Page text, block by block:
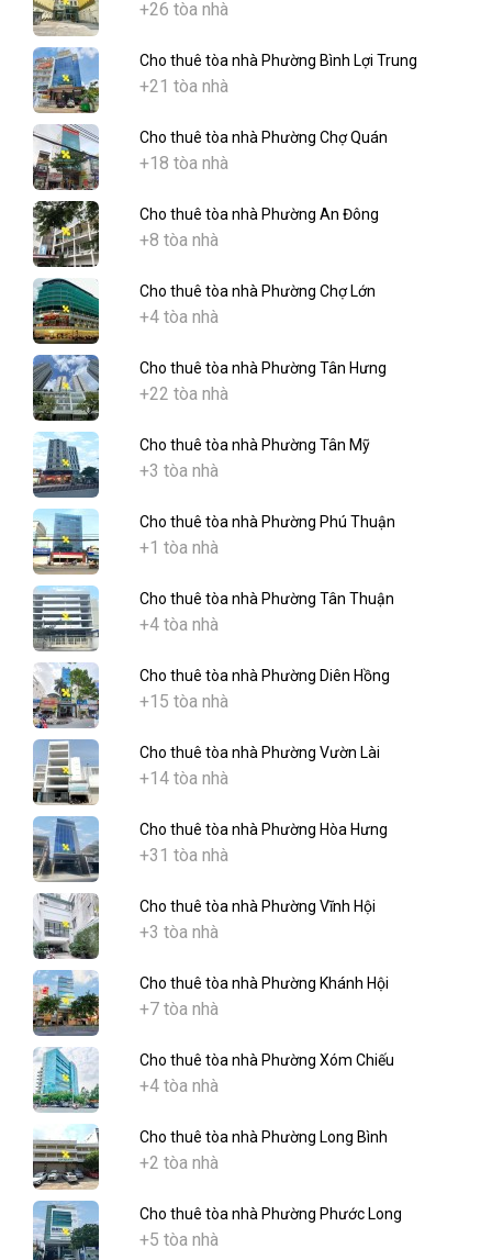
+26 tòa nhà
Cho thuê tòa nhà Phường Bình Lợi Trung
+21 tòa nhà
Cho thuê tòa nhà Phường Chợ Quán
+18 tòa nhà
Cho thuê tòa nhà Phường An Đông
+8 tòa nhà
Cho thuê tòa nhà Phường Chợ Lớn
+4 tòa nhà
Cho thuê tòa nhà Phường Tân Hưng
+22 tòa nhà
Cho thuê tòa nhà Phường Tân Mỹ
+3 tòa nhà
Cho thuê tòa nhà Phường Phú Thuận
+1 tòa nhà
Cho thuê tòa nhà Phường Tân Thuận
+4 tòa nhà
Cho thuê tòa nhà Phường Diên Hồng
+15 tòa nhà
Cho thuê tòa nhà Phường Vườn Lài
+14 tòa nhà
Cho thuê tòa nhà Phường Hòa Hưng
+31 tòa nhà
Cho thuê tòa nhà Phường Vĩnh Hội
+3 tòa nhà
Cho thuê tòa nhà Phường Khánh Hội
+7 tòa nhà
Cho thuê tòa nhà Phường Xóm Chiếu
+4 tòa nhà
Cho thuê tòa nhà Phường Long Bình
+2 tòa nhà
Cho thuê tòa nhà Phường Phước Long
+5 tòa nhà